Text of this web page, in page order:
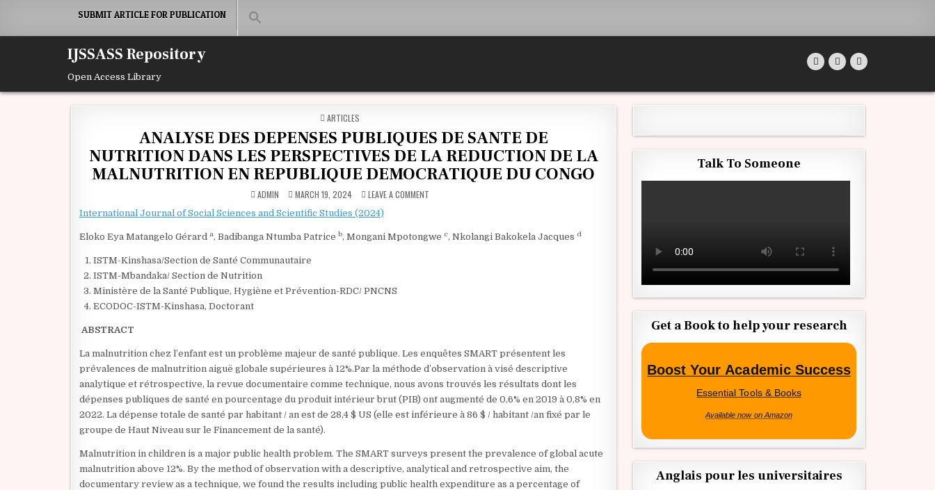
SUBMIT ARTICLE FOR PUBLICATION
IJSSASS Repository
Open Access Library
POSTED IN
ARTICLES
ANALYSE DES DEPENSES PUBLIQUES DE SANTE DE
NUTRITION DANS LES PERSPECTIVES DE LA REDUCTION DE LA
MALNUTRITION EN REPUBLIQUE DEMOCRATIQUE DU CONGO
ADMIN MARCH 19, 2024 LEAVE A COMMENT
International Journal of Social Sciences and Scientific Studies (2024)
Eloko Eya Matangelo Gérard a, Badibanga Ntumba Patrice b, Mongani Mpotongwe c, Nkolangi Bakokela Jacques d
ISTM-Kinshasa/Section de Santé Communautaire
ISTM-Mbandaka/ Section de Nutrition
Ministère de la Santé Publique, Hygiène et Prévention-RDC/ PNCNS
ECODOC-ISTM-Kinshasa, Doctorant
ABSTRACT
La malnutrition chez l’enfant est un problème majeur de santé publique. Les enquêtes SMART présentent les
prévalences de malnutrition aiguë globale supérieures à 12%.Par la méthode d’observation à visé descriptive
analytique et rétrospective, la revue documentaire comme technique, nous avons trouvés les résultats dont les
dépenses publiques de santé en pourcentage du produit intérieur brut (PIB) ont augmenté de 0,6% en 2019 à 0,8% en
2022. La dépense totale de santé par habitant / an est de 28,4 $ US (elle est inférieure à 86 $ / habitant /an fixé par le
groupe de Haut Niveau sur le Financement de la santé).
Malnutrition in children is a major public health problem. The SMART surveys present the prevalence of global acute
malnutrition above 12%. By the method of observation with a descriptive, analytical and retrospective aim, the
documentary review as a technique, we found the results including public health expenditure as a percentage of
Talk To Someone
Get a Book to help your research
Boost Your Academic Success
Essential Tools & Books
Available now on Amazon
Anglais pour les universitaires